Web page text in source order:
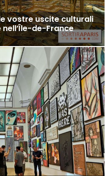
vostre uscite culturali
de-France